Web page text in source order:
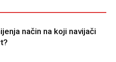
način na koji navijači